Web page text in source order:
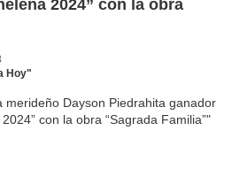
2024” con la obra
Hoy"